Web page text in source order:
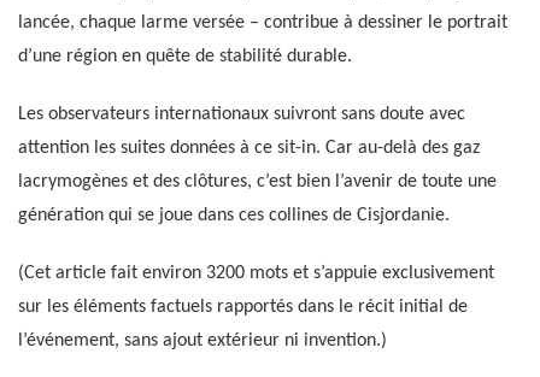
lancée, chaque larme versée – contribue à dessiner le portrait
d’une région en quête de stabilité durable.
Les observateurs internationaux suivront sans doute avec
attention les suites données à ce sit-in. Car au-delà des gaz
lacrymogènes et des clôtures, c’est bien l’avenir de toute une
génération qui se joue dans ces collines de Cisjordanie.
(Cet article fait environ 3200 mots et s’appuie exclusivement
sur les éléments factuels rapportés dans le récit initial de
l’événement, sans ajout extérieur ni invention.)